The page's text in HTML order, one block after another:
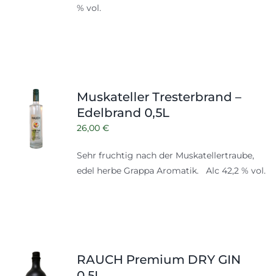
% vol.
Muskateller Tresterbrand –
Edelbrand 0,5L
26,00 €
Sehr fruchtig nach der Muskatellertraube,
edel herbe Grappa Aromatik. Alc 42,2 % vol.
RAUCH Premium DRY GIN